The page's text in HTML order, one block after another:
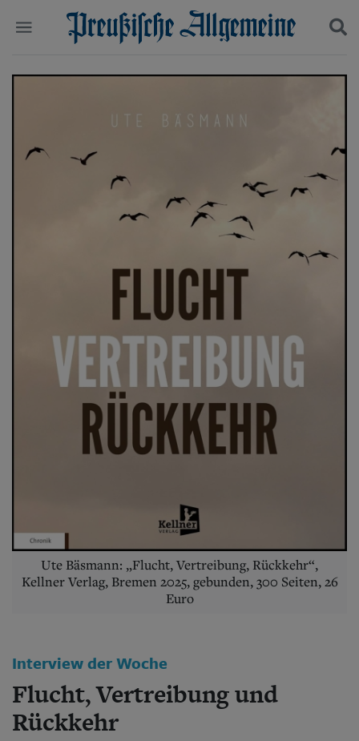
Start
Wer wir sind
Aktuelle Ausgabe
Abonnenten-Login
Abo Prämien
Archiv
Mediadaten
Politik
Wirtschaft
Ostpreußen
Pommern
Berlin-Brandenburg
Danzig und Westpreußen
Datenschutz
Ute Bäsmann: „Flucht, Vertreibung, Rückkehr“,
Kellner Verlag, Bremen 2025, gebunden, 300 Seiten, 26
Euro
Interview der Woche
Flucht, Vertreibung und
Rückkehr